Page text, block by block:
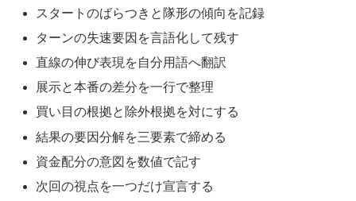
スタートのばらつきと隊形の傾向を記録
ターンの失速要因を言語化して残す
直線の伸び表現を自分用語へ翻訳
展示と本番の差分を一行で整理
買い目の根拠と除外根拠を対にする
結果の要因分解を三要素で締める
資金配分の意図を数値で記す
次回の視点を一つだけ宣言する